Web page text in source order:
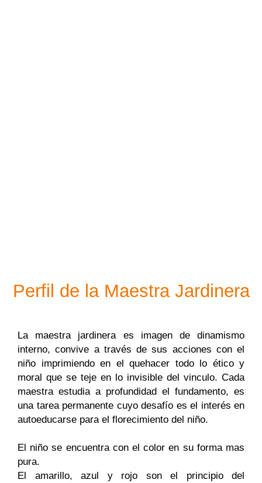
Perfil de la Maestra Jardinera
La maestra jardinera es imagen de dinamismo
interno, convive a través de sus acciones con el
niño imprimiendo en el quehacer todo lo ético y
moral que se teje en lo invisible del vinculo. Cada
maestra estudia a profundidad el fundamento, es
una tarea permanente cuyo desafío es el interés en
autoeducarse para el florecimiento del niño.
El niño se encuentra con el color en su forma mas
pura.
El amarillo, azul y rojo son el principio del